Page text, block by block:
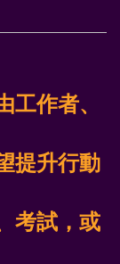
作者、
提升行動
考試，或